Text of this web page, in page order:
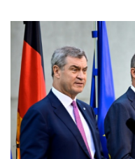
Waldbrände in Kanada:
ausgerufen
Verdacht auf illegales
in Köln
Im EM-Becken:
Waldbrand in Kanada:
20.000 Menschen